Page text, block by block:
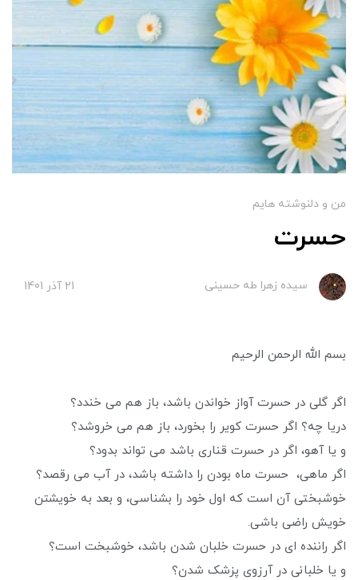
من و دلنوشته هایم
حسرت
سیده زهرا طه حسینی 21 آذر 1401
بسم الله الرحمن الرحیم
اگر گلی در حسرت آواز خواندن باشد، باز هم می خندد؟
دریا چه؟ اگر حسرت کویر را بخورد، باز هم می خروشد؟
و یا آهو، اگر در حسرت قناری باشد می تواند بدود؟
اگر ماهی، حسرت ماه بودن را داشته باشد، در آب می رقصد؟
خوشبختی آن است که اول خود را بشناسی، و بعد به خویشتن
خویش راضی باشی.
اگر راننده ای در حسرت خلبان شدن باشد، خوشبخت است؟
و یا خلبانی در آرزوی پزشک شدن؟